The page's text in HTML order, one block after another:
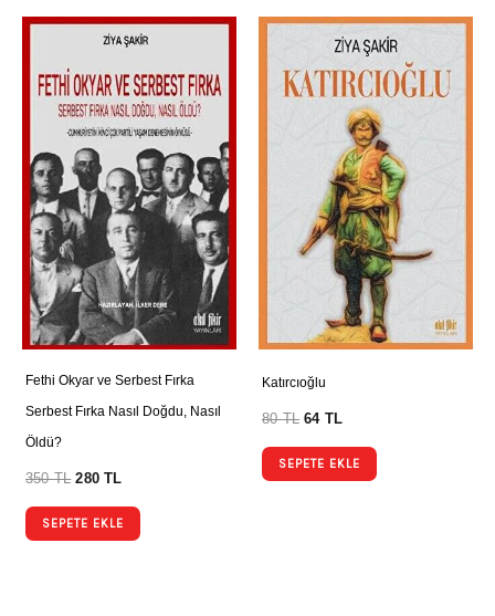
Fethi Okyar ve Serbest Fırka
Serbest Fırka Nasıl Doğdu, Nasıl
Öldü?
350TL 280TL
SEPETE EKLE
Katırcıoğlu
80TL 64 TL
SEPETE EKLE